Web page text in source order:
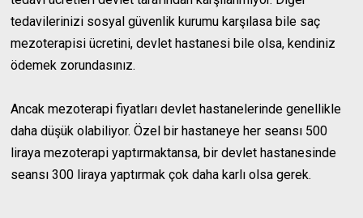
tedavilerinizi sosyal güvenlik kurumu karşılasa bile saç
mezoterapisi ücretini, devlet hastanesi bile olsa, kendiniz
ödemek zorundasınız.
Ancak mezoterapi fiyatları devlet hastanelerinde genellikle
daha düşük olabiliyor. Özel bir hastaneye her seansı 500
liraya mezoterapi yaptırmaktansa, bir devlet hastanesinde
seansı 300 liraya yaptırmak çok daha karlı olsa gerek.